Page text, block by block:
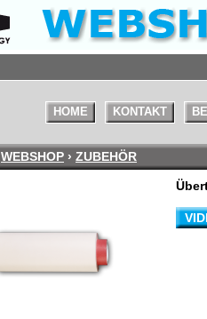
HOME KONTAKT
WEBSHOP › ZUBEHÖR